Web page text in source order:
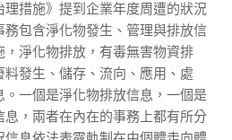
措施》提到企業年度周遭的狀況
包含淨化物發生、管理與排放信
淨化物排放，有毒無害物資排
發生、儲存、流向、應用、處
一個是淨化物排放信息，一個是
，兩者在內在的事務上都有所分